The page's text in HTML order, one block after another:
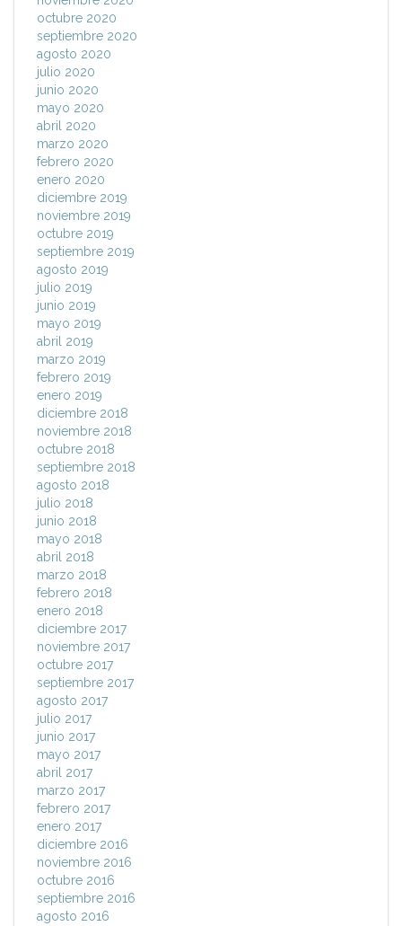
octubre 2020
septiembre 2020
agosto 2020
julio 2020
junio 2020
mayo 2020
abril 2020
marzo 2020
febrero 2020
enero 2020
diciembre 2019
noviembre 2019
octubre 2019
septiembre 2019
agosto 2019
julio 2019
junio 2019
mayo 2019
abril 2019
marzo 2019
febrero 2019
enero 2019
diciembre 2018
noviembre 2018
octubre 2018
septiembre 2018
agosto 2018
julio 2018
junio 2018
mayo 2018
abril 2018
marzo 2018
febrero 2018
enero 2018
diciembre 2017
noviembre 2017
octubre 2017
septiembre 2017
agosto 2017
julio 2017
junio 2017
mayo 2017
abril 2017
marzo 2017
febrero 2017
enero 2017
diciembre 2016
noviembre 2016
octubre 2016
septiembre 2016
agosto 2016